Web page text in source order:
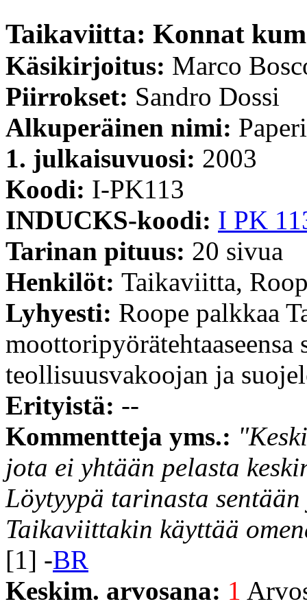
Taikaviitta: Konnat
Käsikirjoitus: Marco
Piirrokset: Sandro Dossi
Alkuperäinen nimi:
1. julkaisuvuosi: 2003
Koodi: I-PK113
INDUCKS-koodi: I PK
Tarinan pituus: 20 sivua
Henkilöt: Taikaviitta,
Lyhyesti: Roope palkkaa
moottoripyörätehtaaseensa
teollisuusvakoojan ja
Erityistä: --
Kommentteja yms.:
jota ei yhtään pelasta
Löytyypä tarinasta
Taikaviittakin käyttää
[1] -BR
Keskim. arvosana: 1